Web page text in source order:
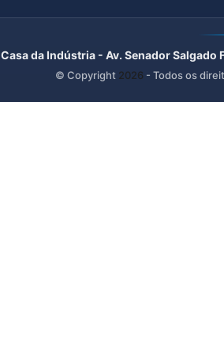
Casa da Indústria - Av. Senador
© Copyright 2026 - Todos os